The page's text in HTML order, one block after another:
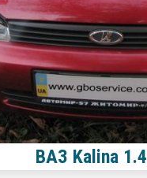
ВАЗ Kalina 1.4